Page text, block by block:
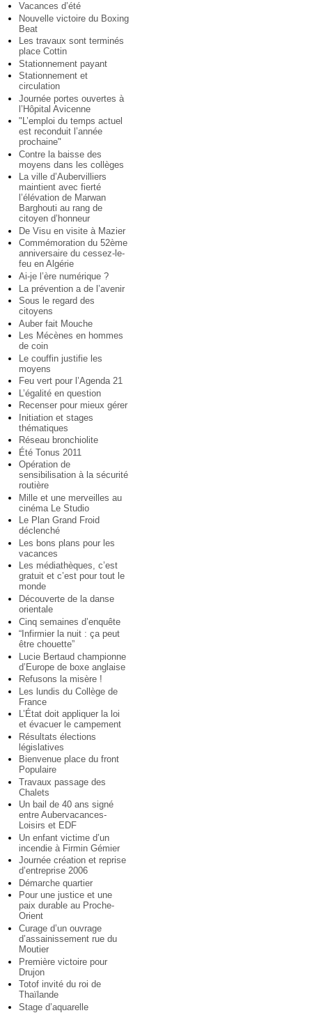
Vacances d’été
Nouvelle victoire du Boxing
Beat
Les travaux sont terminés
place Cottin
Stationnement payant
Stationnement et
circulation
Journée portes ouvertes à
l’Hôpital Avicenne
"L’emploi du temps actuel
est reconduit l’année
prochaine"
Contre la baisse des
moyens dans les collèges
La ville d’Aubervilliers
maintient avec fierté
l’élévation de Marwan
Barghouti au rang de
citoyen d’honneur
De Visu en visite à Mazier
Commémoration du 52ème
anniversaire du cessez-le-
feu en Algérie
Ai-je l’ère numérique ?
La prévention a de l’avenir
Sous le regard des
citoyens
Auber fait Mouche
Les Mécènes en hommes
de coin
Le couffin justifie les
moyens
Feu vert pour l’Agenda 21
L’égalité en question
Recenser pour mieux gérer
Initiation et stages
thématiques
Réseau bronchiolite
Été Tonus 2011
Opération de
sensibilisation à la sécurité
routière
Mille et une merveilles au
cinéma Le Studio
Le Plan Grand Froid
déclenché
Les bons plans pour les
vacances
Les médiathèques, c’est
gratuit et c’est pour tout le
monde
Découverte de la danse
orientale
Cinq semaines d’enquête
“Infirmier la nuit : ça peut
être chouette”
Lucie Bertaud championne
d’Europe de boxe anglaise
Refusons la misère !
Les lundis du Collège de
France
L’État doit appliquer la loi
et évacuer le campement
Résultats élections
législatives
Bienvenue place du front
Populaire
Travaux passage des
Chalets
Un bail de 40 ans signé
entre Aubervacances-
Loisirs et EDF
Un enfant victime d’un
incendie à Firmin Gémier
Journée création et reprise
d’entreprise 2006
Démarche quartier
Pour une justice et une
paix durable au Proche-
Orient
Curage d’un ouvrage
d’assainissement rue du
Moutier
Première victoire pour
Drujon
Totof invité du roi de
Thaïlande
Stage d’aquarelle